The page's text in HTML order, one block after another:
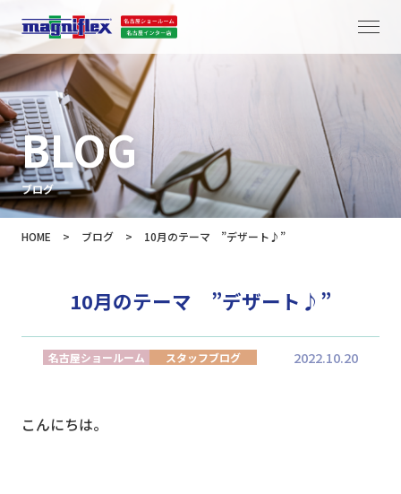
BLOG
ブログ
HOME > ブログ > 10月のテーマ ”デザート♪”
10月のテーマ ”デザート♪”
名古屋ショールーム スタッフブログ 2022.10.20
こんにちは。